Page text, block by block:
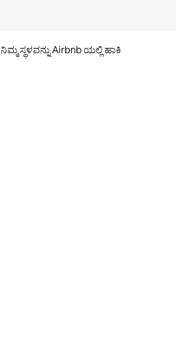
ನಿಮ್ಮ ಸ್ಥಳವನ್ನು Airbnb ಯಲ್ಲಿ ಹಾಕಿ